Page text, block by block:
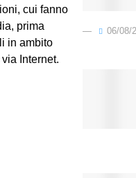
cui fanno
prima
in ambito
Internet.
06/08/